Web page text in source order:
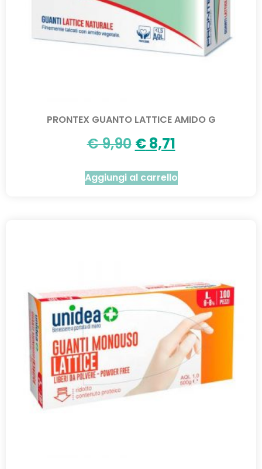
PRONTEX GUANTO LATTICE AMIDO G
€9,90 €8,71
Aggiungi al carrello